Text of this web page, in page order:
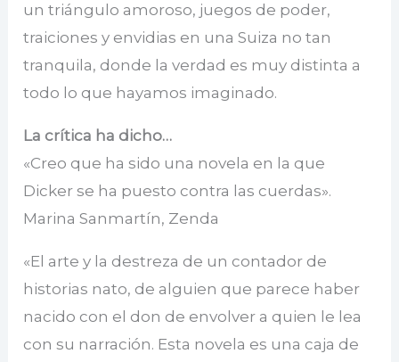
un triángulo amoroso, juegos de poder,
traiciones y envidias en una Suiza no tan
tranquila, donde la verdad es muy distinta a
todo lo que hayamos imaginado.
La crítica ha dicho…
«Creo que ha sido una novela en la que
Dicker se ha puesto contra las cuerdas».
Marina Sanmartín, Zenda
«El arte y la destreza de un contador de
historias nato, de alguien que parece haber
nacido con el don de envolver a quien le lea
con su narración. Esta novela es una caja de